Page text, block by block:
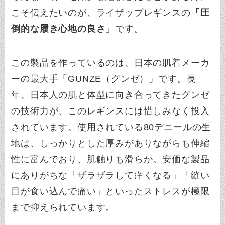
こそ伝えたいのが、ライザップレギンスの 「圧
倒的な履き心地の良さ」 です。
この製品を作っているのは、日本の肌着メーカ
ーの最大手「GUNZE（グンゼ）」です。長
年、日本人の肌と体型に向き合ってきたグンゼ
の技術力が、このレギンスには惜しみなく投入
されています。使用されている80デニールの生
地は、しっかりとした厚みがありながらも伸縮
性に富んでおり、肌触りも滑らか。安価な製品
にありがちな「ザラザラして痒くなる」「縫い
目が食い込んで痛い」といったストレスが極限
まで抑えられています。